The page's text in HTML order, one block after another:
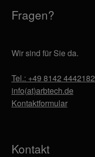
Fragen?
Wir sind für Sie da.
Tel.: +49 8142 4442182
info(at)arbtech.de
Kontaktformular
Kontakt